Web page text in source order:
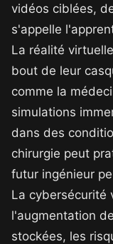
vidéos ciblées,
s'appelle
La réalité
bout de leur
comme la
simulations
dans des
chirurgie peut
futur ingénieur
La cybersécurité
l'augmentation
stockées, les